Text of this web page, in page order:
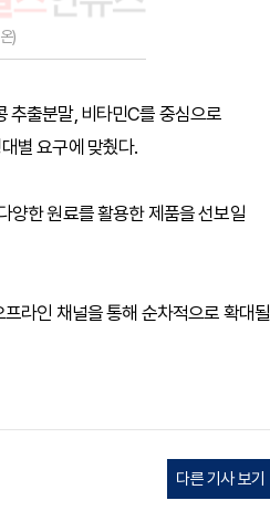
)
추출분말, 비타민C를 중심으로
별 요구에 맞췄다.
양한 원료를 활용한 제품을 선보일
프라인 채널을 통해 순차적으로 확대될
다른 기사 보기